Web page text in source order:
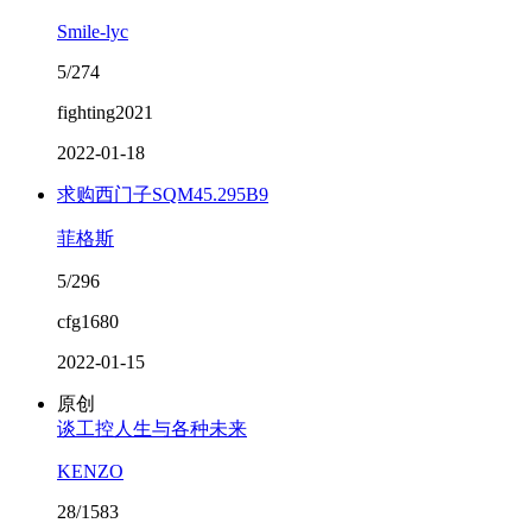
Smile-lyc
5/274
fighting2021
2022-01-18
求购西门子SQM45.295B9
菲格斯
5/296
cfg1680
2022-01-15
原创
谈工控人生与各种未来
KENZO
28/1583